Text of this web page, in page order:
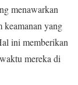
menawarkan
keamanan yang
ini memberikan
mereka di